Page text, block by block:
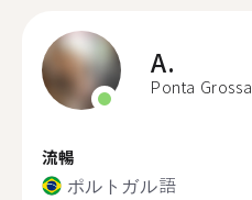
A.
Ponta Grossa
流暢
ポルトガル語